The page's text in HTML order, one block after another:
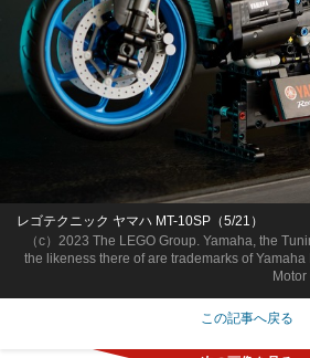
（c）2023 The LEGO Group. Yamaha, the
the likeness there of are trademarks of Yamaha
Motor
レゴテクニック ヤマハ MT-10SP（5/21）
この記事へ戻る